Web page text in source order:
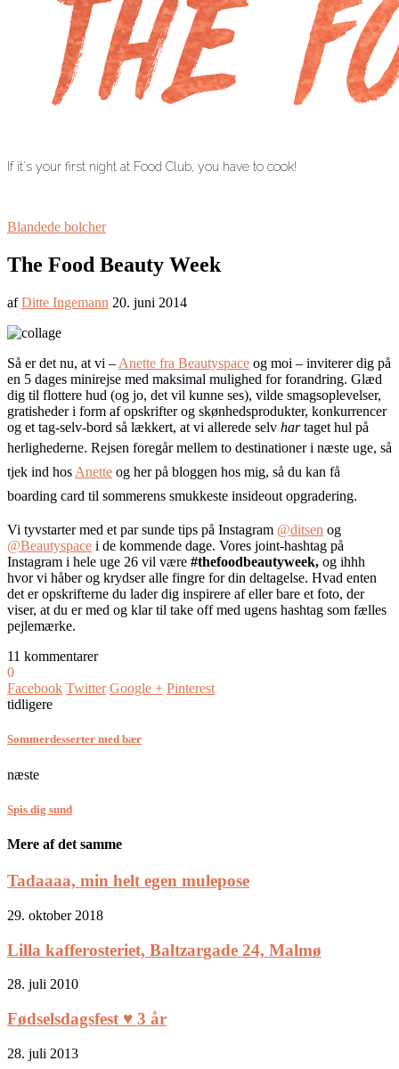
If it's your first night at Food Club, you have to cook!
Blandede bolcher
The Food Beauty Week
afDitte Ingemann 20. juni 2014
Så er det nu, at vi – Anette fra Beautyspace og moi – inviterer dig på
en 5 dages minirejse med maksimal mulighed for forandring. Glæd
dig til flottere hud (og jo, det vil kunne ses), vilde smagsoplevelser,
gratisheder i form af opskrifter og skønhedsprodukter, konkurrencer
og et tag-selv-bord så lækkert, at vi allerede selv hartaget hul på
herlighederne. Rejsen foregår mellem to destinationer i næste uge, så
tjek ind hos Anette og her på bloggen hos mig, så du kan få
boarding card til sommerens smukkeste insideout opgradering.
Vi tyvstarter med et par sunde tips på Instagram @ditsen og
@Beautyspace i de kommende dage. Vores joint-hashtag på
Instagram i hele uge 26 vil være #thefoodbeautyweek, og ihhh
hvor vi håber og krydser alle fingre for din deltagelse. Hvad enten
det er opskrifterne du lader dig inspirere af eller bare et foto, der
viser, at du er med og klar til take off med ugens hashtag som fælles
pejlemærke.
11 kommentarer
0
Facebook Twitter Google + Pinterest
tidligere
Sommerdesserter med bær
næste
Spis dig sund
Mere af det samme
Tadaaaa, min helt egen mulepose
29. oktober 2018
Lilla kafferosteriet, Baltzargade 24, Malmø
28. juli 2010
Fødselsdagsfest ♥ 3 år
28. juli 2013